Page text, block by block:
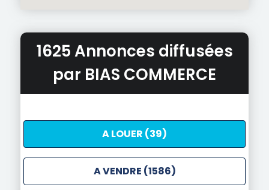
1625 Annonces diffusées
par BIAS COMMERCE
A LOUER (39)
A VENDRE (1586)